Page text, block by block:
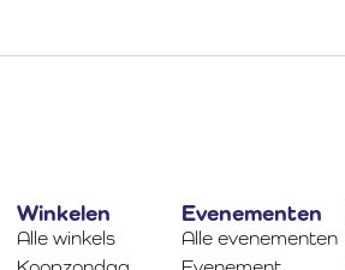
Winkelen
Alle winkels
Evenementen
Alle evenementen